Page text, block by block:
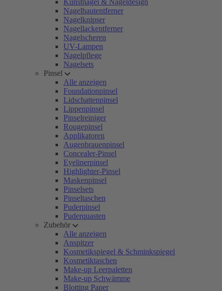
Kunstnägel & Nageldesign
Nagelhautentferner
Nagelknipser
Nagellackentferner
Nagelscheren
UV-Lampen
Nagelpflege
Nagelsets
Pinsel
Alle anzeigen
Foundationpinsel
Lidschattenpinsel
Lippenpinsel
Pinselreiniger
Rougepinsel
Applikatoren
Augenbrauenpinsel
Concealer-Pinsel
Eyelinerpinsel
Highlighter-Pinsel
Maskenpinsel
Pinselsets
Pinseltaschen
Puderpinsel
Puderquasten
Zubehör
Alle anzeigen
Anspitzer
Kosmetikspiegel & Schminkspiegel
Kosmetiktaschen
Make-up Leerpaletten
Make-up Schwämme
Blotting Paper